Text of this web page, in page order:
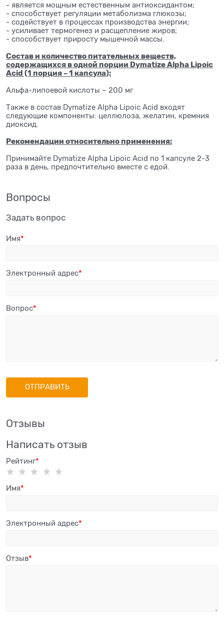
- является мощным естественным антиоксидантом;
- способствует регуляции метаболизма глюкозы;
- содействует в процессах производства энергии;
- усиливает термогенез и расщепление жиров;
- способствует приросту мышечной массы.
Состав и количество питательных веществ,
содержащихся в одной порции Dymatize Alpha Lipoic
Acid (1 порция – 1 капсула):
Альфа-липоевой кислоты – 200 мг
Также в состав Dymatize Alpha Lipoic Acid входят
следующие компоненты: целлюлоза, желатин, кремния
диоксид.
Рекомендации относительно применения:
Принимайте Dymatize Alpha Lipoic Acid по 1 капсуле 2-3
раза в день, предпочтительно вместе с едой.
Вопросы
Задать вопрос
Имя
Электронный адрес
Вопрос
Отзывы
Написать отзыв
Рейтинг
Имя
Электронный адрес
Отзыв